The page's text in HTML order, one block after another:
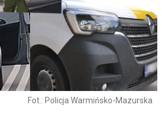
Fot.: Policja Warmińsko-Mazurska